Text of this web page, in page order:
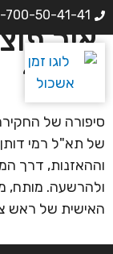
700-50-41-41
איך
דותן?
סיפורה של
של תא"ל רמי
וההאזנות, דרך
ולהרשעה. מותח,
האישית של ראש